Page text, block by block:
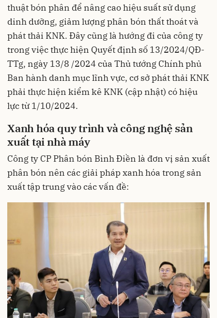
thuật bón phân để nâng cao hiệu suất sử dụng
dinh dưỡng, giảm lượng phân bón thất thoát và
phát thải KNK. Đây cũng là hướng đi của công ty
trong việc thực hiện Quyết định số 13/2024/QĐ-
TTg, ngày 13/8 /2024 của Thủ tướng Chính phủ
Ban hành danh mục lĩnh vực, cơ sở phát thải KNK
phải thực hiện kiểm kê KNK (cập nhật) có hiệu
lực từ 1/10/2024.
Xanhhóa quytrìnhvàcôngnghệ sản
xuấttạinhàmáy
Công ty CP Phân bón Bình Điền là đơn vị sản xuất
phân bón nên các giải pháp xanh hóa trong sản
xuất tập trung vào các vấn đề: